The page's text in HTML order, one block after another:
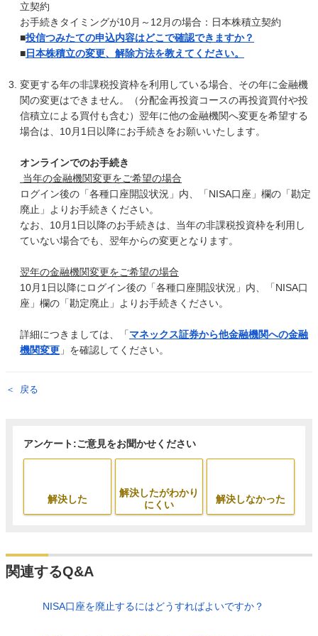
立契約
お手続きタイミングが10月～12月の場合：日本株積立契約
■投信つみたての申込内容はどこで確認できますか？
■日本株積立の変更、解除方法を教えてください。
変更する年の非課税投資枠を利用している場合、その年に金融機
関の変更はできません。（分配金再投資コースの再投資買付や投
信積立による買付も含む）翌年に他の金融機関へ変更を希望する
場合は、10月1日以降にお手続きをお願いいたします。
オンラインでのお手続き
当年の金融機関変更をご希望の場合
ログイン後の「各種口座開設状況」内、「NISA口座」欄の「勘定
廃止」よりお手続きください。
なお、10月1日以降のお手続きは、当年の非課税投資枠を利用し
ていない場合でも、翌年からの変更となります。
翌年の金融機関変更をご希望の場合
10月1日以降にログイン後の「各種口座開設状況」内、「NISA口
座」欄の「勘定廃止」よりお手続きください。
詳細につきましては、「マネックス証券から他金融機関への金融
機関変更 」を確認してください。
戻る
アンケート:ご意見をお聞かせください
解決した
解決したがわかり
にくい
解決しなかった
関連するQ&A
NISA口座を廃止するにはどうすればよいですか？